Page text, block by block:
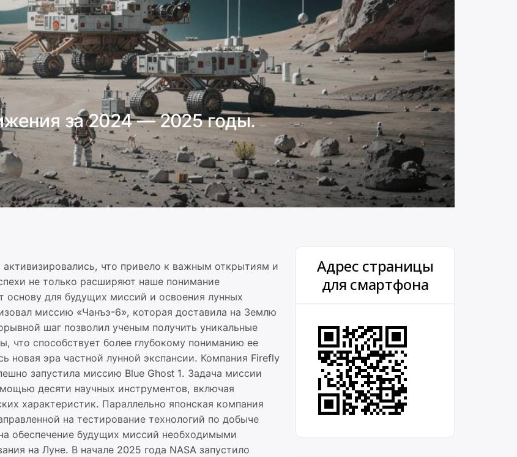
за 2024 — 2025 годы.
что привело к важным открытиям и
не только расширяют наше понимание
основу для будущих миссий и освоения лунных
миссию «Чанъэ-6», которая доставила на Землю
шаг позволил ученым получить уникальные
что способствует более глубокому пониманию ее
новая эра частной лунной экспансии. Компания Firefly
запустила миссию Blue Ghost 1. Задача миссии
десяти научных инструментов, включая
характеристик. Параллельно японская компания
на тестирование технологий по добыче
обеспечение будущих миссий необходимыми
на Луне. В начале 2025 года NASA запустило
Адрес страницы
для смартфона